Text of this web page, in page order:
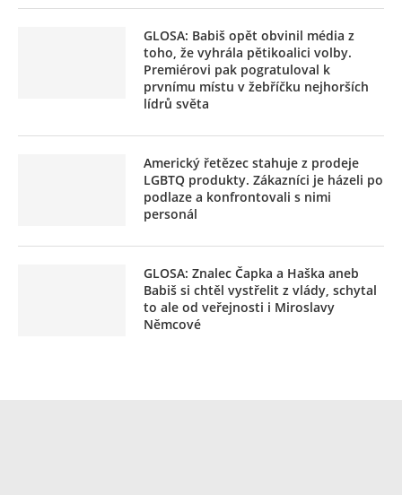
GLOSA: Babiš opět obvinil média z
toho, že vyhrála pětikoalici volby.
Premiérovi pak pogratuloval k
prvnímu místu v žebříčku nejhorších
lídrů světa
Americký řetězec stahuje z prodeje
LGBTQ produkty. Zákazníci je házeli po
podlaze a konfrontovali s nimi
personál
GLOSA: Znalec Čapka a Haška aneb
Babiš si chtěl vystřelit z vlády, schytal
to ale od veřejnosti i Miroslavy
Němcové